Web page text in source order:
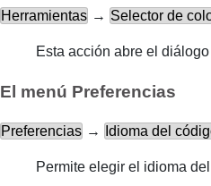
Herramientas → Selector de
Esta acción abre el
El menú Preferencias
Preferencias → Idioma del
Permite elegir el idioma